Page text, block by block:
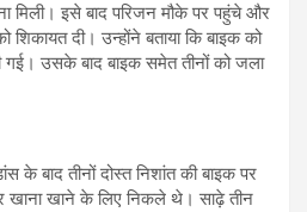
मिली। इसे बाद परिजन मौके पर पहुंचे और
दी। उन्होंने बताया कि बाइक को
गई। उसके बाद बाइक समेत तीनों को जला
के बाद तीनों दोस्त निशांत की बाइक पर
खाना खाने के लिए निकले थे। साढ़े तीन